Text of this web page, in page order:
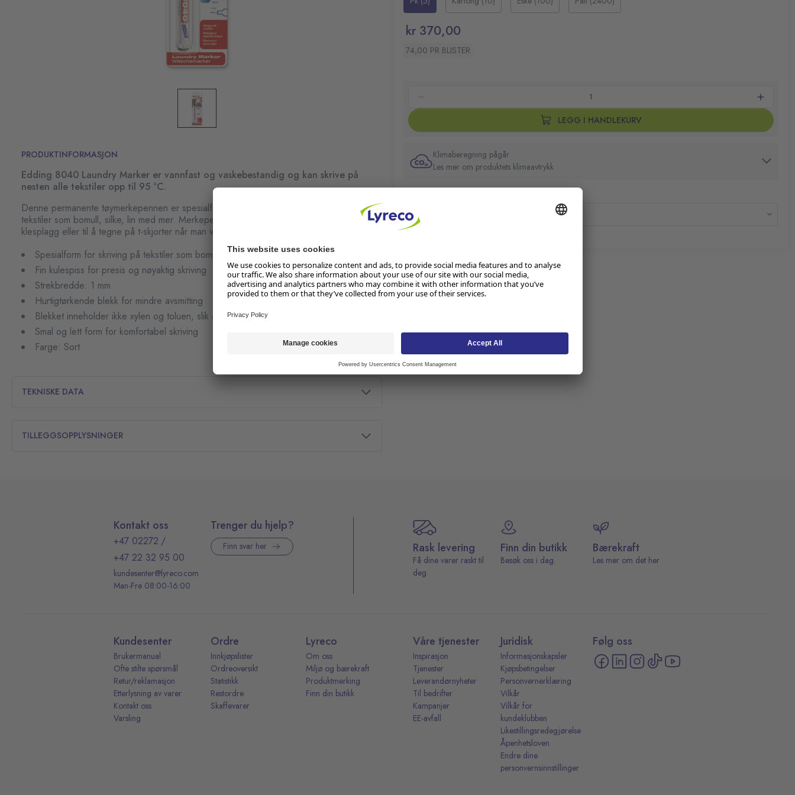
PRODUKTINFORMASJON
Edding 8040 Laundry Marker er vannfast og vaskebestandig og kan skrive på
nesten alle tekstiler opp til 95 °C.
Denne permanente tøymerkepennen er spesialformet for skriving på ubehandlede
tekstiler som bomull, silke, lin med mer. Merkepennen passer perfekt til å merke
klesplagg eller til å tegne på t-skjorter når man vil lage sitt eget mønster.
Spesialform for skriving på tekstiler som bomull, silke, lin med mer
Fin kulespiss for presis og nøyaktig skriving
Strekbredde: 1 mm
Hurtigtørkende blekk for mindre avsmitting
Blekket inneholder ikke xylen og toluen, slik at det lukter mindre
Smal og lett form for komfortabel skriving
Farge: Sort
TEKNISKE DATA
TILLEGGSOPPLYSNINGER
Hurtigtørkende blekk for mindre avsmitting
Smal og lett form for komfortabel skriving
Farge: Sort
kr 370,00
74,00 PR BLISTER
LEGG I HANDLEKURV
Klimaberegning pågår
Les mer om produktets klimaavtrykk
Lager i butikk
Kontakt oss
+47 02272 /
+47 22 32 95 00
kundesenter@lyreco.com
Man-Fre 08:00-16:00
Trenger du hjelp?
Finn svar her Rask levering
Få dine varer raskt til
deg.
Finn din butikk
Besøk oss i dag.
Bærekraft
Les mer om det her
Kundesenter
Brukermanual
Ofte stilte spørsmål
Retur/reklamasjon
Etterlysning av varer
Kontakt oss
Varsling
Ordre
Innkjøpslister
Ordreoversikt
Statistikk
Restordre
Skaffevarer
Lyreco
Om oss
Miljø og bærekraft
Produktmerking
Finn din butikk
Våre tjenester
Inspirasjon
Tjenester
Leverandørnyheter
Til bedrifter
Kampanjer
EE-avfall
Juridisk
Informasjonskapsler
Kjøpsbetingelser
Personvernerklæring
Vilkår
Vilkår for
kundeklubben
Likestillingsredegjørelse
Åpenhetsloven
Endre dine
personvernsinnstillinger
Følg oss